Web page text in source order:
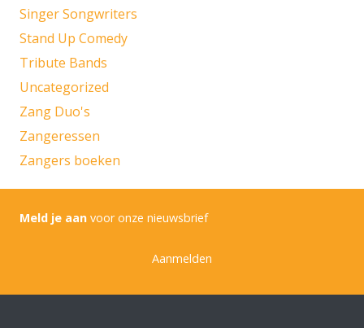
Singer Songwriters
Stand Up Comedy
Tribute Bands
Uncategorized
Zang Duo's
Zangeressen
Zangers boeken
Meld je aan voor onze nieuwsbrief
Aanmelden